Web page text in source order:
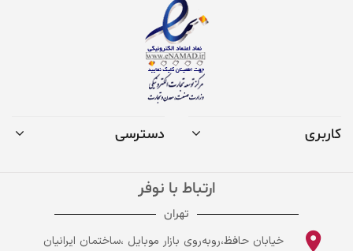
ارتباط با نوفر
تهران
خیابان حافظ،روبه‌روی بازار موبایل ،ساختمان ایرانیان
دسترسی کاربری